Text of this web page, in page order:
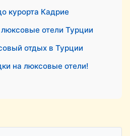
курорта Кадрие
отели Турции
отдых в Турции
на люксовые отели!